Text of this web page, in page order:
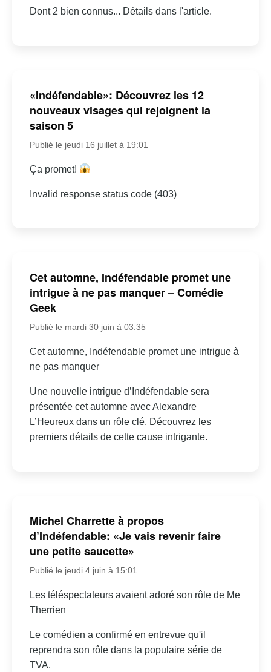
Dont 2 bien connus... Détails dans l'article.
«Indéfendable»: Découvrez les 12
nouveaux visages qui rejoignent la
saison 5
Publié le jeudi 16 juillet à 19:01
Ça promet!
Invalid response status code (403)
Cet automne, Indéfendable promet une
intrigue à ne pas manquer – Comédie
Geek
Publié le mardi 30 juin à 03:35
Cet automne, Indéfendable promet une intrigue à
ne pas manquer
Une nouvelle intrigue d’Indéfendable sera
présentée cet automne avec Alexandre
L’Heureux dans un rôle clé. Découvrez les
premiers détails de cette cause intrigante.
Michel Charrette à propos
d’Indéfendable: «Je vais revenir faire
une petite saucette»
Publié le jeudi 4 juin à 15:01
Les téléspectateurs avaient adoré son rôle de Me
Therrien
Le comédien a confirmé en entrevue qu'il
reprendra son rôle dans la populaire série de
TVA.